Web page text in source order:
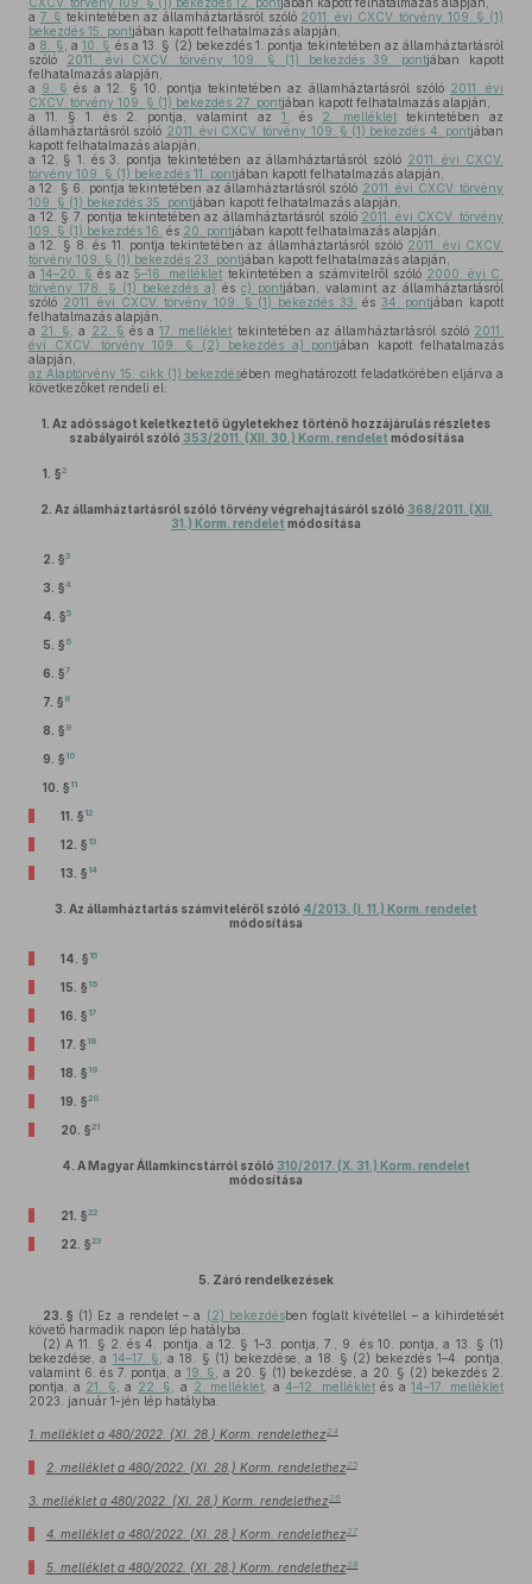
a 7. § tekintetében az államháztartásról szóló 2011. évi CXCV. törvény 109. § (1)
bekezdés 15. pontjában kapott felhatalmazás alapján,
a 8. § , a 10. § és a 13. § (2) bekezdés 1. pontja tekintetében az államháztartásról
szóló 2011. évi CXCV. törvény 109. § (1) bekezdés 39. pontjában kapott
felhatalmazás alapján,
a 9. § és a 12. § 10. pontja tekintetében az államháztartásról szóló 2011. évi
CXCV. törvény 109. § (1) bekezdés 27. pontjában kapott felhatalmazás alapján,
a 11. § 1. és 2. pontja, valamint az 1. és 2. melléklettekintetében az
államháztartásról szóló 2011. évi CXCV. törvény 109. § (1) bekezdés 4. pontjában
kapott felhatalmazás alapján,
a 12. § 1. és 3. pontja tekintetében az államháztartásról szóló 2011. évi CXCV.
törvény 109. § (1) bekezdés 11. pontjában kapott felhatalmazás alapján,
a 12. § 6. pontja tekintetében az államháztartásról szóló 2011. évi CXCV. törvény
109. § (1) bekezdés 35. pontjában kapott felhatalmazás alapján,
a 12. § 7. pontja tekintetében az államháztartásról szóló 2011. évi CXCV. törvény
109. § (1) bekezdés 16. és 20. pontjában kapott felhatalmazás alapján,
a 12. § 8. és 11. pontja tekintetében az államháztartásról szóló 2011. évi CXCV.
törvény 109. § (1) bekezdés 23. pontjában kapott felhatalmazás alapján,
a14–20. § és az5–16. melléklet tekintetében a számvitelről szóló 2000. évi C.
törvény 178. § (1) bekezdés a) és c) pontjában, valamint az államháztartásról
szóló 2011. évi CXCV. törvény 109. § (1) bekezdés 33. és 34. pontjában kapott
felhatalmazás alapján,
a 21. § , a 22. § és a17. melléklet tekintetében az államháztartásról szóló 2011.
évi CXCV. törvény 109. § (2) bekezdés a) pontjában kapott felhatalmazás
alapján,
az Alaptörvény 15. cikk (1) bekezdésében meghatározott feladatkörében eljárva a
következőket rendeli el:
1. Az adósságot keletkeztető ügyletekhez történő hozzájárulás részletes
szabályairól szóló 353/2011. (XII. 30.) Korm. rendelet módosítása
1. §2
2. Az államháztartásról szóló törvény végrehajtásáról szóló 368/2011. (XII.
31.) Korm. rendelet módosítása
2. §3
3. §4
4. §5
5. § 6
6. §7
7. § 8
8. § 9
9. § 10
10. § 11
11. § 12
12. § 13
13. § 14
3. Az államháztartás számviteléről szóló 4/2013. (I. 11.) Korm. rendelet
módosítása
14. § 15
15. § 16
16. § 17
17. § 18
18. § 19
19. §20
20. §21
4. A Magyar Államkincstárról szóló 310/2017. (X. 31.) Korm. rendelet
módosítása
21. §22
22. §23
5. Záró rendelkezések
23. § (1) Ez a rendelet – a (2) bekezdésben foglalt kivétellel – a kihirdetését
követő harmadik napon lép hatályba.
(2) A 11. § 2. és 4. pontja, a 12. § 1–3. pontja, 7., 9. és 10. pontja, a 13. § (1)
bekezdése, a 14–17. § , a 18. § (1) bekezdése, a 18. § (2) bekezdés 1–4. pontja,
valamint 6. és 7. pontja, a 19. §
, a 20. § (1) bekezdése, a 20. § (2) bekezdés 2.
pontja, a 21. § , a 22. § , a 2. melléklet , a4–12. mellékletés a14–17. melléklet
2023. január 1-jén lép hatályba.
1. melléklet a 480/2022. (XI. 28.) Korm. rendelethez 24
2. melléklet a 480/2022. (XI. 28.) Korm. rendelethez25
3. melléklet a 480/2022. (XI. 28.) Korm. rendelethez 26
4. melléklet a 480/2022. (XI. 28.) Korm. rendelethez27
5. melléklet a 480/2022. (XI. 28.) Korm. rendelethez28